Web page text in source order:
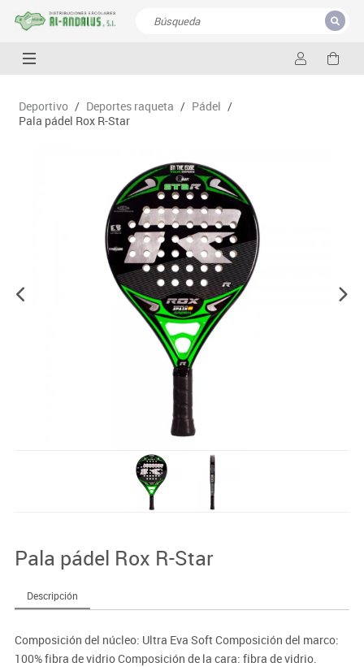
CERRAR
Deportivo / Deportes raqueta / Pádel /
Pala pádel Rox R-Star
Pala pádel Rox R-Star
Descripción
Composición del núcleo: Ultra Eva Soft Composición del marco:
100% fibra de vidrio Composición de la cara: fibra de vidrio.